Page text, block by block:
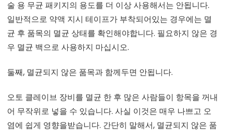
술 용 무균 패키지의 용도를 더 이상 사용해서는 안됩니다.
일반적으로 약액 지시 테이프가 부착되어있는 경우에는 멸
균 후 품목의 멸균 상태를 확인해야합니다. 필요하지 않은 경
우 멸균 백으로 사용하지 마십시오.
둘째, 멸균되지 않은 품목과 함께두면 안됩니다.
오토 클레이브 장비를 멸균 한 후 많은 사람들이 항목을 꺼내
어 무작위로 넣을 수 있습니다. 사실 이것은 매우 나쁘고 오
염에 쉽게 영향을받습니다. 간단히 말해서, 멸균되지 않은 품